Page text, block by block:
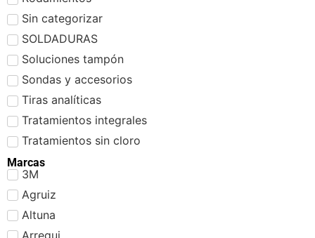
Sin categorizar
SOLDADURAS
Soluciones tampón
Sondas y accesorios
Tiras analíticas
Tratamientos integrales
Tratamientos sin cloro
Marcas
3M
Agruiz
Altuna
Arregui